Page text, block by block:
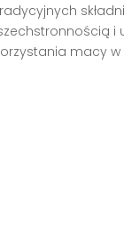
macy w